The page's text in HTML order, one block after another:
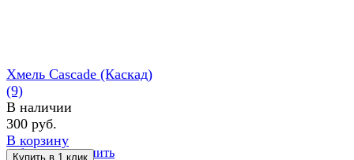
избранное сравнить
Хмель Cascade (Каскад)
(9)
В наличии
300 руб.
В корзину